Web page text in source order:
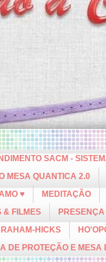
SACM -
MESA QUANTICA 2.0
♥ MEDITAÇÃO
& FILMES
HICKS
DE PROTEÇÃO E